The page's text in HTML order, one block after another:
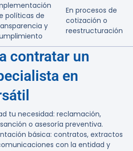
políticas de
y
En procesos de
cotización o
reestructuración
contratar un
en
tu necesidad: reclamación,
o asesoría preventiva.
básica: contratos, extractos
con la entidad y